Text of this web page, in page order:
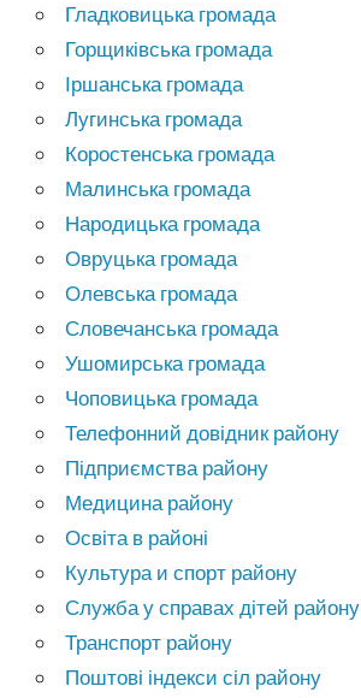
Гладковицька громада
Горщиківська громада
Іршанська громада
Лугинська громада
Коростенська громада
Малинська громада
Народицька громада
Овруцька громада
Олевська громада
Словечанська громада
Ушомирська громада
Чоповицька громада
Телефонний довідник району
Підприємства району
Медицина району
Освіта в районі
Культура и спорт району
Служба у справах дітей району
Транспорт району
Поштові індекси сіл району